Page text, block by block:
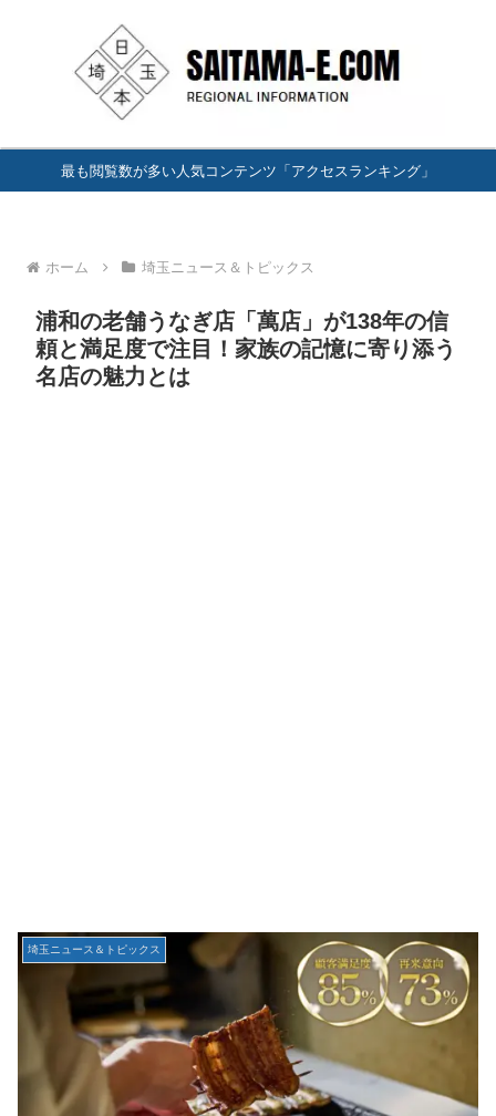
最も閲覧数が多い人気コンテンツ「アクセスランキング」
ホーム 埼玉ニュース＆トピックス
浦和の老舗うなぎ店「萬店」が138年の信
頼と満足度で注目！家族の記憶に寄り添う
名店の魅力とは
埼玉ニュース＆トピックス